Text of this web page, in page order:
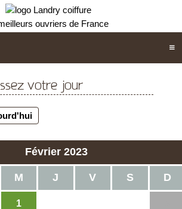
votre jour
Février 2023
M J V S D
1